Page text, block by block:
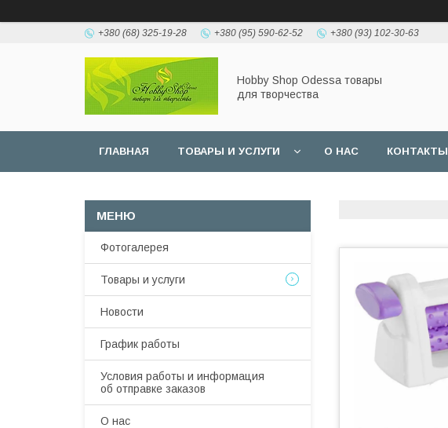
+380 (68) 325-19-28 +380 (95) 590-62-52 +380 (93) 102-30-63
Hobbу Shop Odessa товары
для творчества
ГЛАВНАЯ ТОВАРЫ И УСЛУГИ О НАС КОНТАКТЫ
Фотогалерея
Товары и услуги
Новости
График работы
Условия работы и информация
об отправке заказов
О нас